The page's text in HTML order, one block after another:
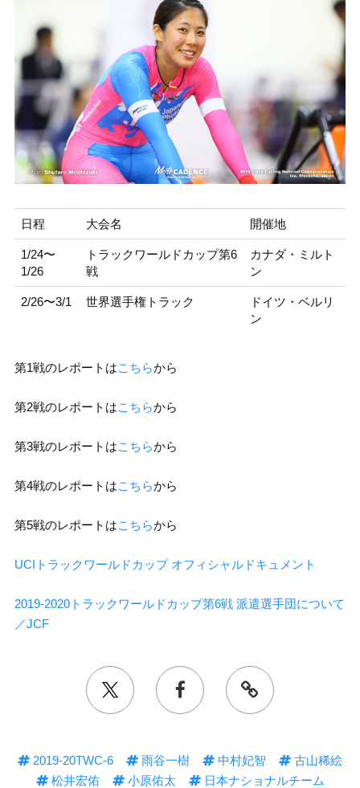
日程 大会名 開催地
1/24〜
1/26
トラックワールドカップ第6
戦
カナダ・ミルト
ン
2/26〜3/1 世界選手権トラック
ドイツ・ベルリ
ン
第1戦のレポートはこちらから
第2戦のレポートはこちらから
第3戦のレポートはこちらから
第4戦のレポートはこちらから
第5戦のレポートはこちらから
UCIトラックワールドカップ オフィシャルドキュメント
2019-2020トラックワールドカップ第6戦 派遣選手団について
／JCF
2019-20TWC-6 雨谷一樹 中村妃智
古山稀絵
松井宏佑
小原佑太 日本ナショナルチーム